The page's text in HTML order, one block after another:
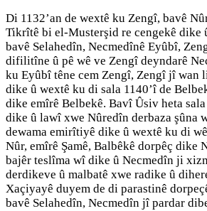
Di 1132’an de wextê ku Zengî, bavê
Tikrîtê bi el-Musterşid re cengekê dike
bavê Selahedîn, Necmedînê Eyûbî,
difilitîne û pê wê ve Zengî deyndarê
ku Eyûbî têne cem Zengî, Zengî jî wan
dike û wextê ku di sala 1140’î de
dike emîrê Belbekê. Bavî Ûsiv heta
dike û lawî xwe Nûredîn derbaza şûna
dewama emirîtiyê dike û wextê ku di
Nûr, emîrê Şamê, Balbêkê dorpêç dike
bajêr teslîma wî dike û Necmedîn ji
derdikeve û malbatê xwe radike û
Xaçiyayê duyem de di parastinê
bavê Selahedîn, Necmedîn jî pardar